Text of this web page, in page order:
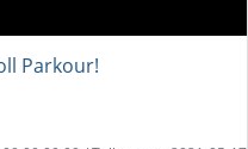
Parkour!